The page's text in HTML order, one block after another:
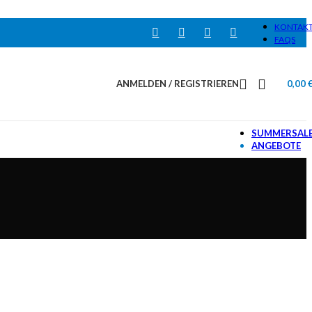
FAQS
ANMELDEN / REGISTRIEREN 0,00
ANGEBOTE